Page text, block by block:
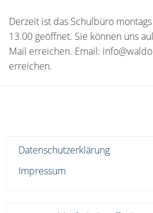
Derzeit ist das Schulbüro
13.00 geöffnet. Sie können uns
Mail erreichen. Email:
erreichen.
Datenschutzerklärung
Impressum